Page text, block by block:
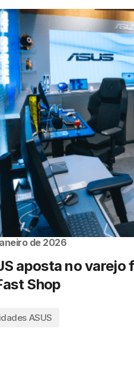
de 2026
aposta no varejo
Shop
ASUS